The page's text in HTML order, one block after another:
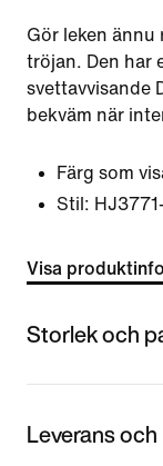
Gör leken ännu
tröjan. Den har
svettavvisande
bekväm när
Färg som
Stil:
Visa
Storlek och
Leverans